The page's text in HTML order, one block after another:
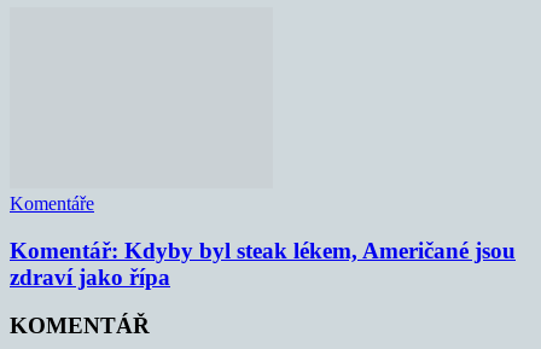
Komentáře
Komentář: Kdyby byl steak lékem, Američané jsou
zdraví jako řípa
KOMENTÁŘ